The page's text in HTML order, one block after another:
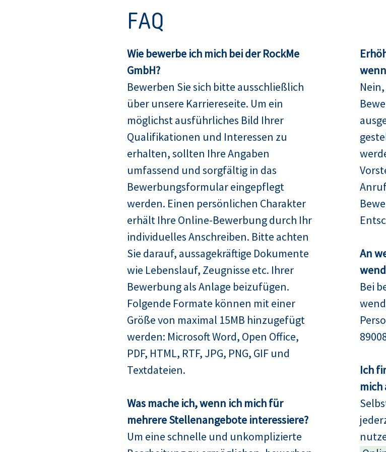
FAQ
Wie bewerbe ich mich bei der RockMe
GmbH?
Bewerben Sie sich bitte ausschließlich
über unsere Karriereseite. Um ein
möglichst ausführliches Bild Ihrer
Qualifikationen und Interessen zu
erhalten, sollten Ihre Angaben
umfassend und sorgfältig in das
Bewerbungsformular eingepflegt
werden. Einen persönlichen Charakter
erhält Ihre Online-Bewerbung durch Ihr
individuelles Anschreiben. Bitte achten
Sie darauf, aussagekräftige Dokumente
wie Lebenslauf, Zeugnisse etc. Ihrer
Bewerbung als Anlage beizufügen.
Folgende Formate können mit einer
Größe von maximal 15MB hinzugefügt
werden: Microsoft Word, Open Office,
PDF, HTML, RTF, JPG, PNG, GIF und
Textdateien.
Was mache ich, wenn ich mich für
mehrere Stellenangebote interessiere?
Um eine schnelle und unkomplizierte
An
Bei
Ich
mich